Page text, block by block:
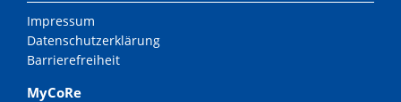
Impressum
Datenschutzerklärung
Barrierefreiheit
MyCoRe